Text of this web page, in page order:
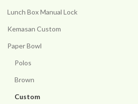
Lunch Box Manual Lock
Kemasan Custom
Paper Bowl
Polos
Brown
Custom